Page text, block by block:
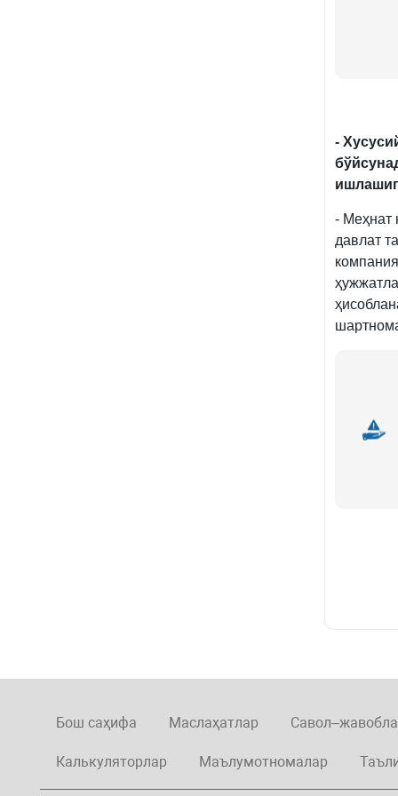
-
- Меҳнат
давлат
Бош саҳифа Маслаҳатлар
Калькуляторлар Маълумотномалар